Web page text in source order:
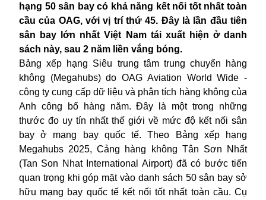
hạng 50 sân bay có khả năng kết nối tốt nhất toàn
cầu của OAG, với vị trí thứ 45. Đây là lần đầu tiên
sân bay lớn nhất Việt Nam tái xuất hiện ở danh
sách này, sau 2 năm liền vắng bóng.
Bảng xếp hạng Siêu trung tâm trung chuyển hàng
không (Megahubs) do OAG Aviation World Wide -
công ty cung cấp dữ liệu và phân tích hàng không của
Anh công bố hàng năm. Đây là một trong những
thước đo uy tín nhất thế giới về mức độ kết nối sân
bay ở mạng bay quốc tế. Theo Bảng xếp hạng
Megahubs 2025, Cảng hàng không Tân Sơn Nhất
(Tan Son Nhat International Airport) đã có bước tiến
quan trọng khi góp mặt vào danh sách 50 sân bay sở
hữu mạng bay quốc tế kết nối tốt nhất toàn cầu. Cụ